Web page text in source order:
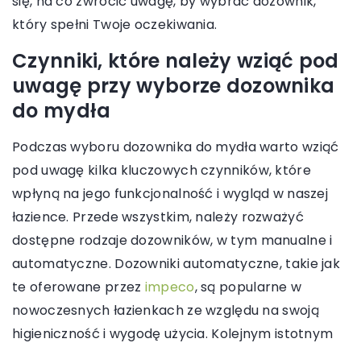
który spełni Twoje oczekiwania.
Czynniki, które należy wziąć pod
uwagę przy wyborze dozownika
do mydła
Podczas wyboru dozownika do mydła warto wziąć
pod uwagę kilka kluczowych czynników, które
wpłyną na jego funkcjonalność i wygląd w naszej
łazience. Przede wszystkim, należy rozważyć
dostępne rodzaje dozowników, w tym manualne i
automatyczne. Dozowniki automatyczne, takie jak
te oferowane przez impeco, są popularne w
nowoczesnych łazienkach ze względu na swoją
higieniczność i wygodę użycia. Kolejnym istotnym